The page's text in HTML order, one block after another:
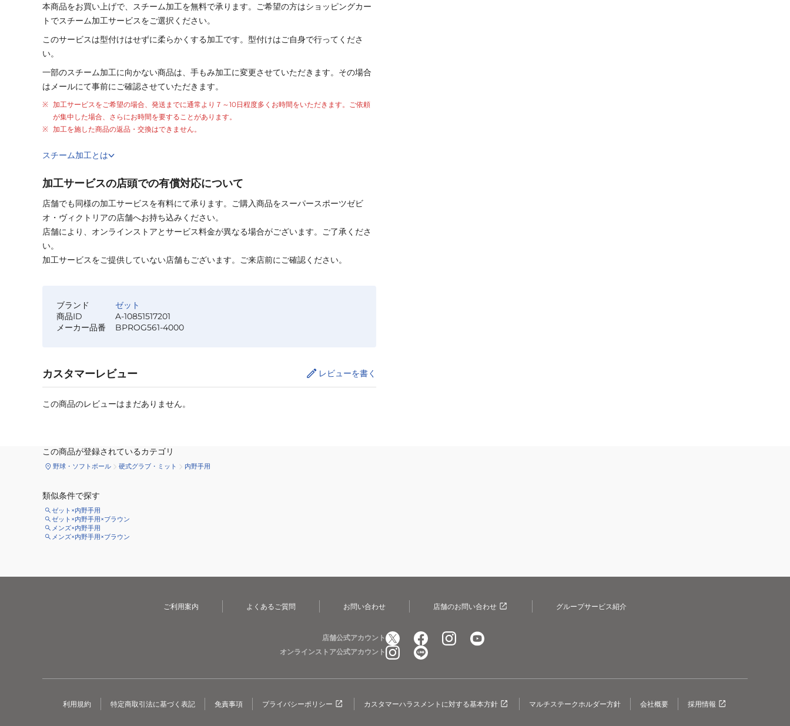
本商品をお買い上げで、スチーム加工を無料で承ります。ご希望の方はショッピングカー
トでスチーム加工サービスをご選択ください。
このサービスは型付けはせずに柔らかくする加工です。型付けはご自身で行ってくださ
い。
一部のスチーム加工に向かない商品は、手もみ加工に変更させていただきます。その場合
はメールにて事前にご確認させていただきます。
加工サービスをご希望の場合、発送までに通常より ７～10日程度多くお時間をいただきます。ご依頼
が集中した場合、さらにお時間を要することがあります。
加工を施した商品の返品・交換はできません。
スチーム加工とは
加工サービスの店頭での有償対応について
店舗でも同様の加工サービスを有料にて承ります。ご購入商品をスーパースポーツゼビ
オ・ヴィクトリアの店舗へお持ち込みください。
店舗により、オンラインストアとサービス料金が異なる場合がございます。ご了承くださ
い。
加工サービスをご提供していない店舗もございます。ご来店前にご確認ください。
ブランド
ゼット
商品ID
A-10851517201
メーカー品番
BPROG561-4000
カスタマーレビュー レビューを書く
この商品のレビューはまだありません。
この商品が登録されているカテゴリ
野球・ソフトボール 硬式グラブ・ミット 内野手用
類似条件で探す
ゼット×内野手用
ゼット×内野手用×ブラウン
メンズ×内野手用
メンズ×内野手用×ブラウン
ご利用案内 よくあるご質問 お問い合わせ 店舗のお問い合わせ グループサービス紹介
店舗公式アカウント
オンラインストア公式アカウント
利用規約 特定商取引法に基づく表記 免責事項 プライバシーポリシー カスタマーハラスメントに対する基本方針 マルチステークホルダー方針 会社概要 採用情報